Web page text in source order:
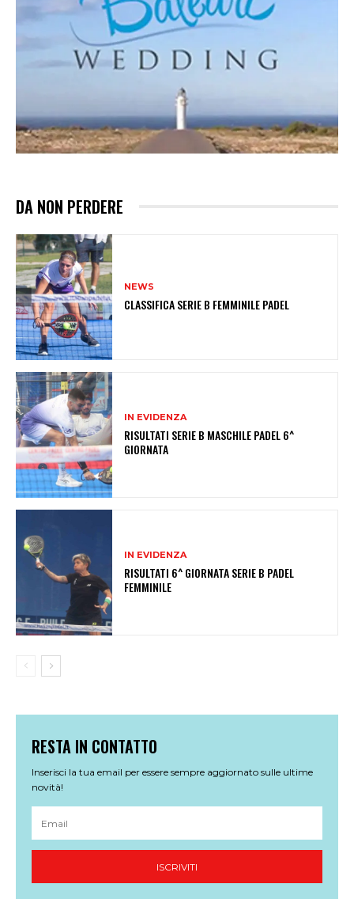
DA NON PERDERE
NEWS
CLASSIFICA SERIE B FEMMINILE PADEL
IN EVIDENZA
RISULTATI SERIE B MASCHILE PADEL 6^
GIORNATA
IN EVIDENZA
RISULTATI 6^ GIORNATA SERIE B PADEL
FEMMINILE
RESTA IN CONTATTO
Inserisci la tua email per essere sempre aggiornato sulle ultime
novità!
ISCRIVITI